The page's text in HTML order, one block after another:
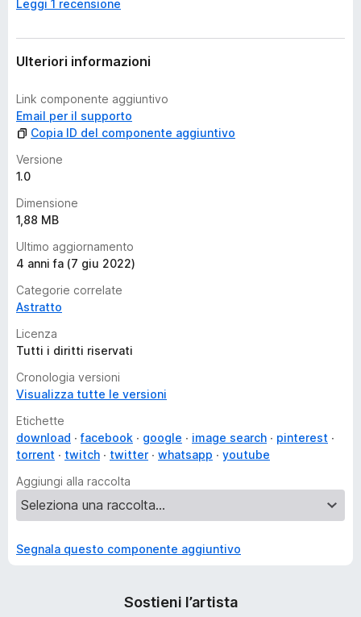
a
c
o
a
v
a
u
t
z
o
n
Leggi 1 recensione
Ulteriori informazioni
Link componente aggiuntivo
Email per il supporto
Copia ID del componente aggiuntivo
Versione
1.0
Dimensione
1,88 MB
Ultimo aggiornamento
4 anni fa (7 giu 2022)
Categorie correlate
Astratto
Licenza
Tutti i diritti riservati
Cronologia versioni
Visualizza tutte le versioni
Etichette
download
facebook google image search
pinterest
torrent
twitch twitter whatsapp
youtube
Aggiungi alla raccolta
Segnala questo componente aggiuntivo
Sostieni l’artista